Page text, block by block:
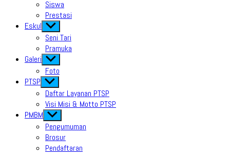
Siswa
Prestasi
Eskul Show
sub
menu
Seni Tari
Pramuka
Galeri Show
sub
menu
Foto
PTSP Show
sub
menu
Daftar Layanan PTSP
Visi Misi & Motto PTSP
PMBM Show
sub
menu
Pengumuman
Brosur
Pendaftaran